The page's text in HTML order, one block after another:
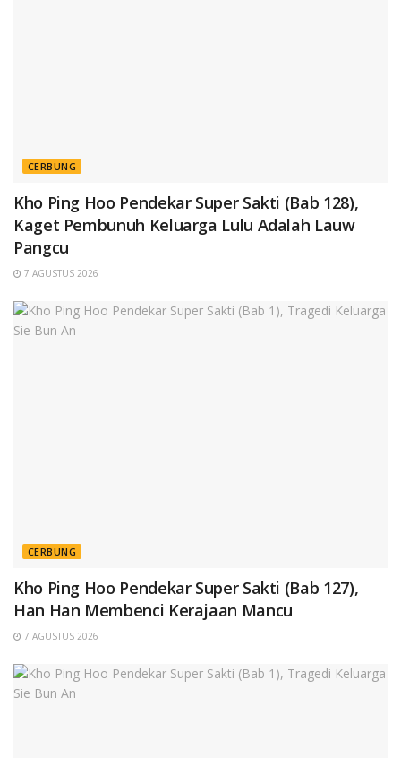
CERBUNG
Kho Ping Hoo Pendekar Super Sakti (Bab 128),
Kaget Pembunuh Keluarga Lulu Adalah Lauw
Pangcu
7 AGUSTUS 2026
CERBUNG
Kho Ping Hoo Pendekar Super Sakti (Bab 127),
Han Han Membenci Kerajaan Mancu
7 AGUSTUS 2026